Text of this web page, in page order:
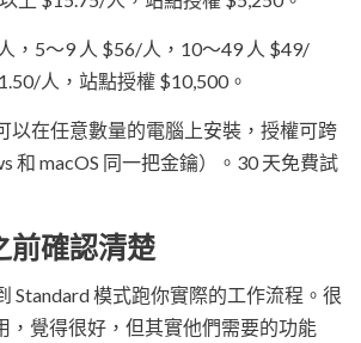
，5～9 人 $56/人，10～49 人 $49/
人，站點授權 $10,500。
以在任意數量的電腦上安裝，授權可跨
和 macOS 同一把金鑰）。30 天免費試
前確認清楚
Standard 模式跑你實際的工作流程。很
，覺得很好，但其實他們需要的功能